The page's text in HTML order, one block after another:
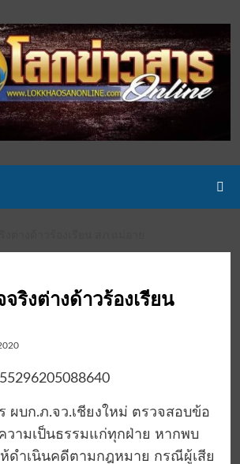
ริงต่างด้าวร้องเรียน
ผบก.ภ.จว.เชียงใหม่ ตรวจสอบข้อ
วามเป็นธรรมแก่ทุกฝ่าย หากพบ
ดำเนินคดีตามกฎหมาย กรณีผู้เสีย